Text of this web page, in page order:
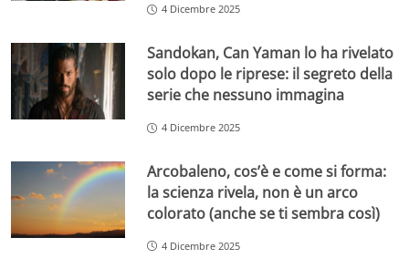
4 Dicembre 2025
Sandokan, Can Yaman lo ha rivelato
solo dopo le riprese: il segreto della
serie che nessuno immagina
4 Dicembre 2025
Arcobaleno, cos’è e come si forma:
la scienza rivela, non è un arco
colorato (anche se ti sembra così)
4 Dicembre 2025